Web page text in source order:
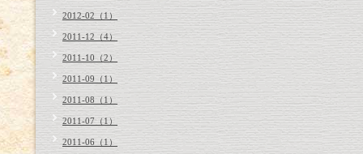
2012-02（1）
2011-12（4）
2011-10（2）
2011-09（1）
2011-08（1）
2011-07（1）
2011-06（1）